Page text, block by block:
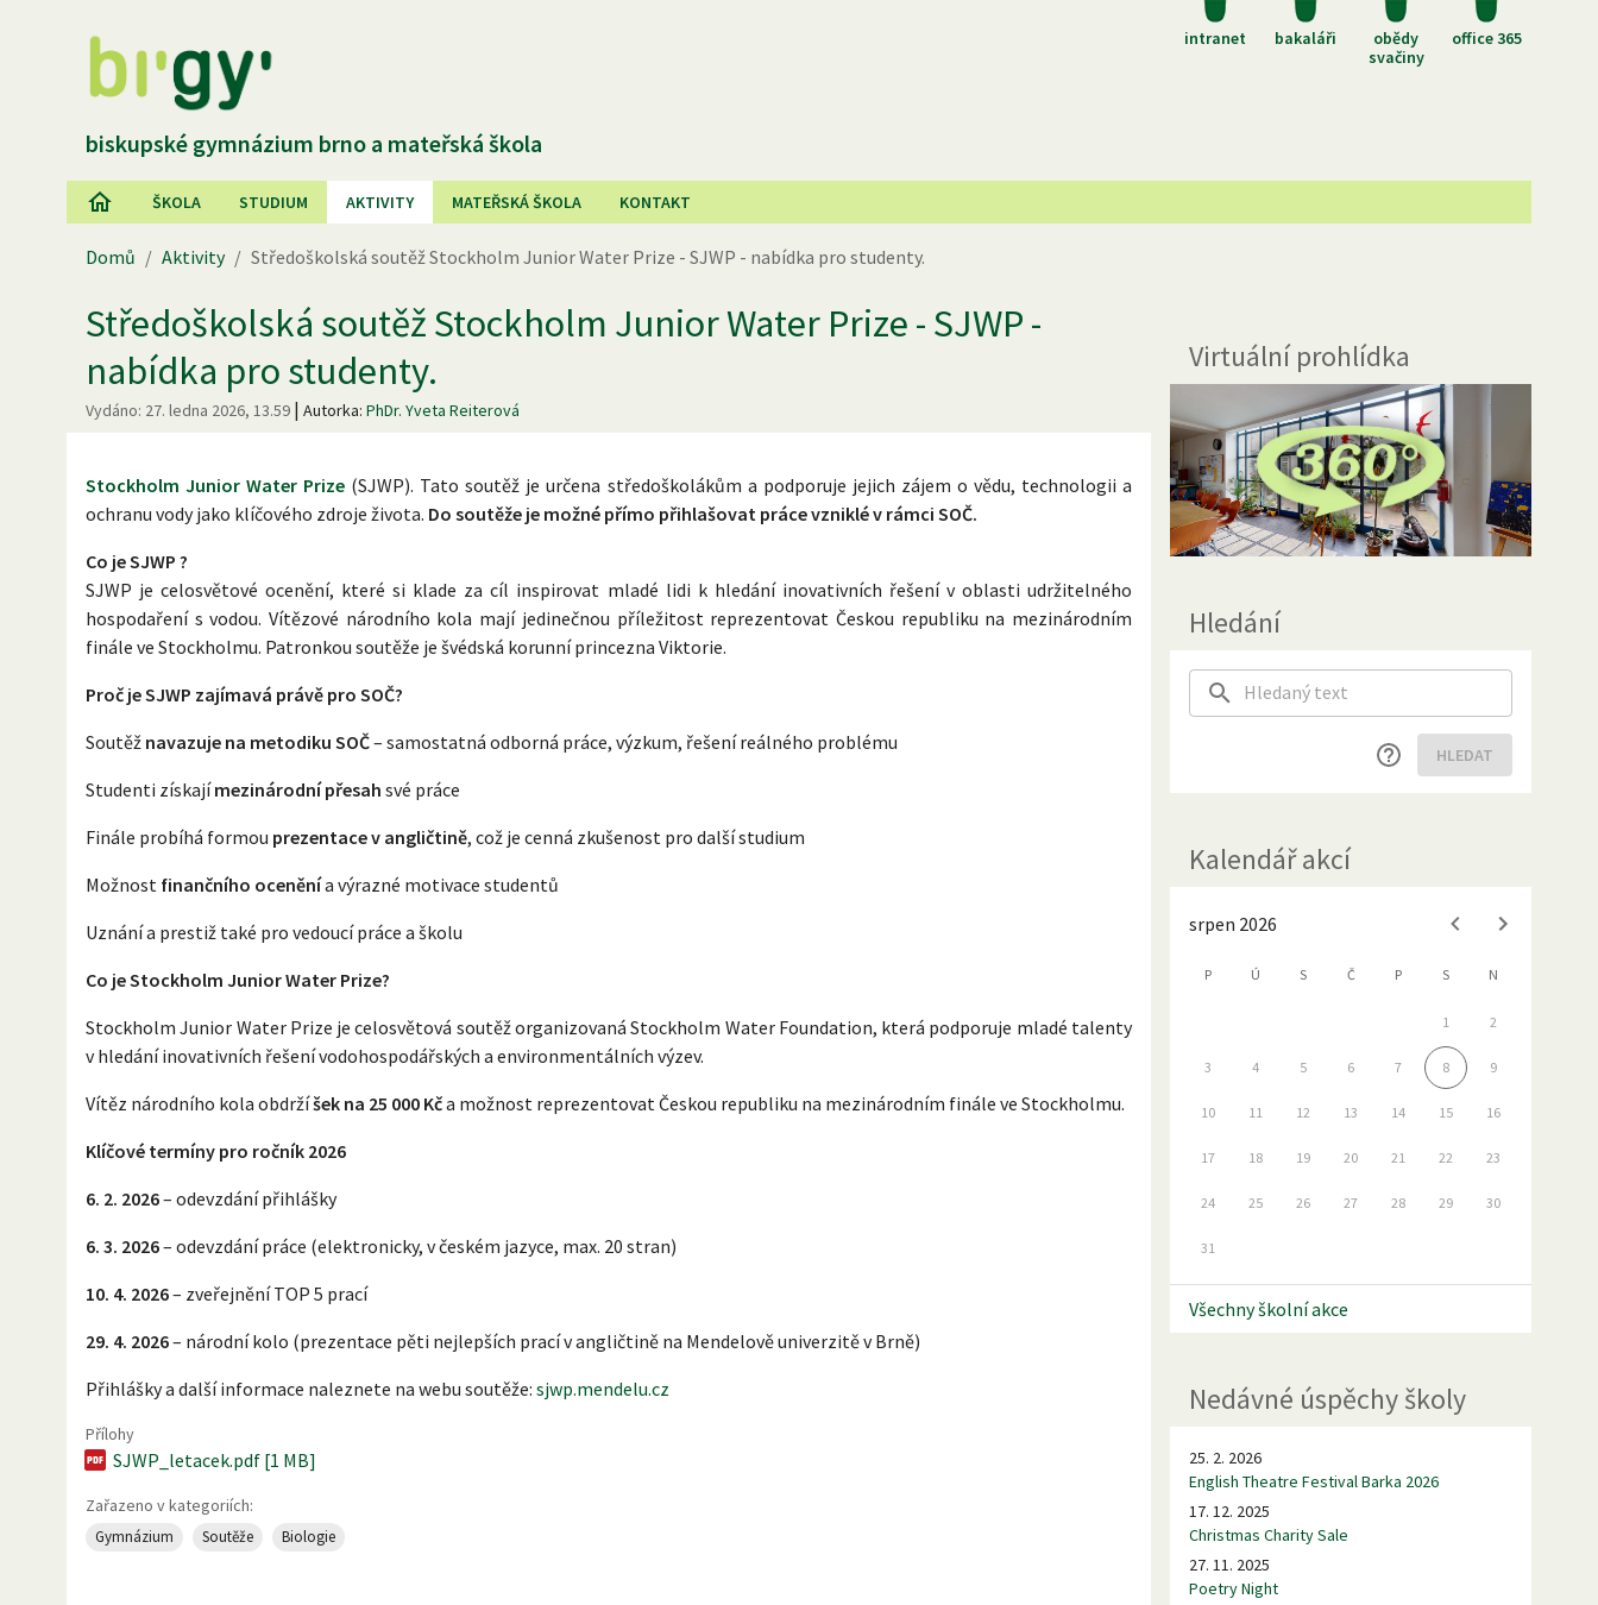
intranet bakaláři
obědy
svačiny
office 365
biskupské gymnázium brno a mateřská škola
ŠKOLA STUDIUM AKTIVITY MATEŘSKÁ ŠKOLA KONTAKT
Domů / Aktivity / Středoškolská soutěž Stockholm Junior Water Prize - SJWP - nabídka pro studenty.
Středoškolská soutěž Stockholm Junior Water Prize - SJWP -
nabídka pro studenty.
Vydáno: 27. ledna 2026, 13.59 | Autorka: PhDr. Yveta Reiterová
Stockholm Junior Water Prize (SJWP). Tato soutěž je určena středoškolákům a podporuje jejich zájem o vědu, technologii a
ochranu vody jako klíčového zdroje života. Do soutěže je možné přímo přihlašovat práce vzniklé v rámci SOČ.
Co je SJWP ?
SJWP je celosvětové ocenění, které si klade za cíl inspirovat mladé lidi k hledání inovativních řešení v oblasti udržitelného
hospodaření s vodou. Vítězové národního kola mají jedinečnou příležitost reprezentovat Českou republiku na mezinárodním
finále ve Stockholmu. Patronkou soutěže je švédská korunní princezna Viktorie.
Proč je SJWP zajímavá právě pro SOČ?
Soutěž navazuje na metodiku SOČ– samostatná odborná práce, výzkum, řešení reálného problému
Studenti získajímezinárodní přesah své práce
Finále probíhá formou prezentace v angličtině, což je cenná zkušenost pro další studium
Možnost finančního oceněnía výrazné motivace studentů
Uznání a prestiž také pro vedoucí práce a školu
Co je Stockholm Junior Water Prize?
Stockholm Junior Water Prize je celosvětová soutěž organizovaná Stockholm Water Foundation, která podporuje mladé talenty
v hledání inovativních řešení vodohospodářských a environmentálních výzev.
Vítěz národního kola obdržíšek na 25 000 Kča možnost reprezentovat Českou republiku na mezinárodním finále ve Stockholmu.
Klíčové termíny pro ročník 2026
6. 2. 2026– odevzdání přihlášky
6. 3. 2026– odevzdání práce (elektronicky, v českém jazyce, max. 20 stran)
10. 4. 2026– zveřejnění TOP 5 prací
29. 4. 2026– národní kolo (prezentace pěti nejlepších prací v angličtině na Mendelově univerzitě v Brně)
Přihlášky a další informace naleznete na webu soutěže: sjwp.mendelu.cz
Přílohy
SJWP_letacek.pdf [1 MB]
Zařazeno v kategoriích:
Gymnázium Soutěže Biologie
Virtuální prohlídka
Hledání
HLEDAT
Kalendář akcí
srpen 2026
P Ú S Č P S N
1 2
3 4 5 6 7 8 9
10 11 12 13 14 15 16
17 18 19 20 21 22 23
24 25 26 27 28 29 30
31
Všechny školní akce
Nedávné úspěchy školy
25. 2. 2026
English Theatre Festival Barka 2026
17. 12. 2025
Christmas Charity Sale
27. 11. 2025
Poetry Night